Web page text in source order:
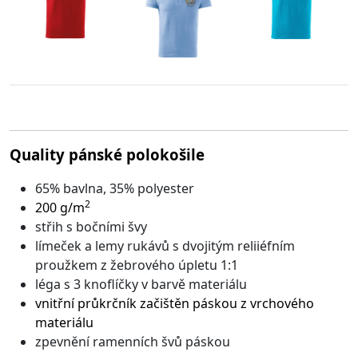
Quality pánské polokošile
65% bavlna, 35% polyester
200 g/m2
střih s bočními švy
límeček a lemy rukávů s dvojitým reliiéfním
proužkem z žebrového úpletu 1:1
léga s 3 knoflíčky v barvě materiálu
vnitřní průkrčník začištěn páskou z vrchového
materiálu
zpevnění ramenních švů páskou